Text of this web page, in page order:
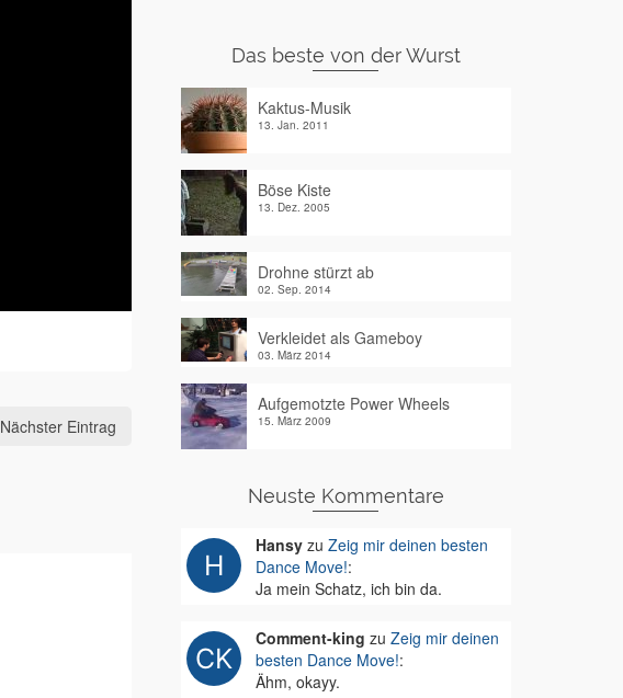
Nächster Eintrag
Das beste von der Wurst
Kaktus-Musik
13. Jan. 2011
Böse Kiste
13. Dez. 2005
Drohne stürzt ab
02. Sep. 2014
Verkleidet als Gameboy
03. März 2014
Aufgemotzte Power Wheels
15. März 2009
Neuste Kommentare
Hansyzu Zeig mir deinen besten
Dance Move!:
Ja mein Schatz, ich bin da.
Comment-king zu Zeig mir deinen
besten Dance Move!:
Ähm, okayy.